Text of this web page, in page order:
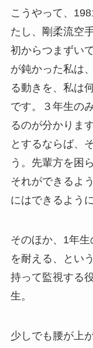
こうやって、
たし、剛柔流空
初からつまずい
が鈍かった私は
る動きを、私は
です。３年生の
るのが分かりま
とするならば、
う。先輩方を困
それができるよ
にはできるよう
そのほか、1年
を耐える、とい
持って監視する
生。
少しでも腰が上